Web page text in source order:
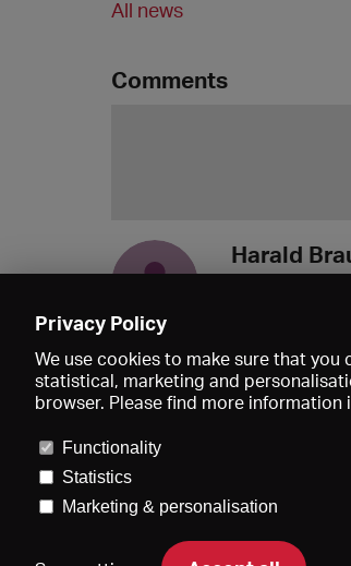
All news
Comments
Harald
Privacy Policy
We use cookies to make sure that
statistical, marketing and
browser. Please find more information
Functionality
Statistics
Marketing & personalisation